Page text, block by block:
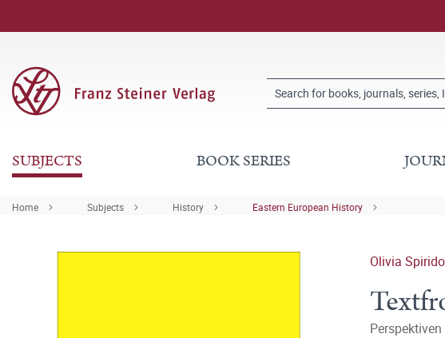
SUBJECTS BOOK SERIES
Home Subjects History Eastern European History
Olivia